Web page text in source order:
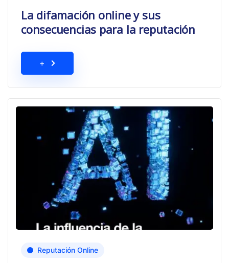
La difamación online y sus
consecuencias para la reputación
+
Reputación Online